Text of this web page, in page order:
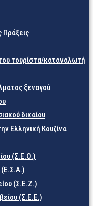
Πράξεις
τουρίστα/καταναλωτή
ξεναγού
δικαίου
Ελληνική Κουζίνα
(Σ.Ε.Ο.)
(Ε.Σ.Α.)
(Σ.Ε.Ζ.)
(Σ.Ε.Ε.)